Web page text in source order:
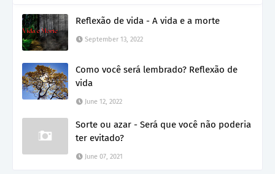
Reflexão de vida - A vida e a morte
September 13, 2022
Como você será lembrado? Reflexão de
vida
June 12, 2022
Sorte ou azar - Será que você não poderia
ter evitado?
June 07, 2021